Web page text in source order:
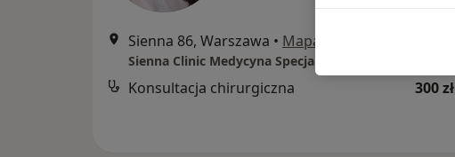
Sienna 86, Warszawa • Mapa
Sienna Clinic Medycyna Specjalistyczna
Konsultacja chirurgiczna 300 zł